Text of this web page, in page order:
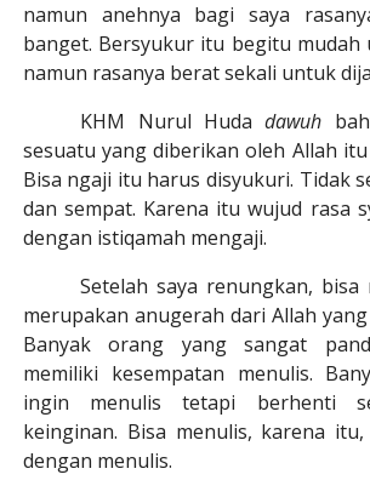
namun anehnya bagi saya
banget. Bersyukur itu begitu mudah
namun rasanya berat sekali untuk
KHM Nurul Hudadawuh
sesuatu yang diberikan oleh Allah
Bisa ngaji itu harus disyukuri. Tidak
dan sempat. Karena itu wujud rasa
dengan istiqamah mengaji.
Setelah saya renungkan,
merupakan anugerah dari Allah
Banyak orang yang sangat
memiliki kesempatan menulis.
ingin menulis tetapi berhenti
keinginan. Bisa menulis, karena
dengan menulis.